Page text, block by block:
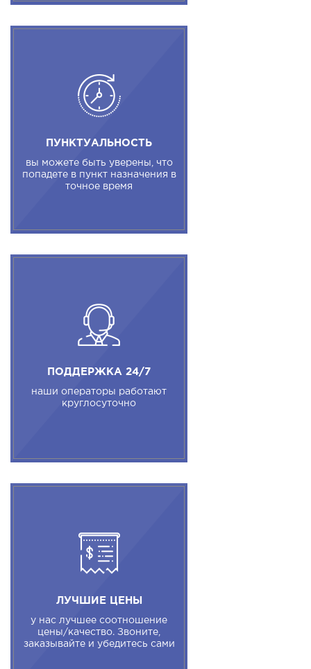
ПУНКТУАЛЬНОСТЬ
вы можете быть уверены, что
попадете в пункт назначения в
точное время
ПОДДЕРЖКА 24/7
наши операторы работают
круглосуточно
ЛУЧШИЕ ЦЕНЫ
у нас лучшее соотношение
цены/качество. Звоните,
заказывайте и убедитесь сами